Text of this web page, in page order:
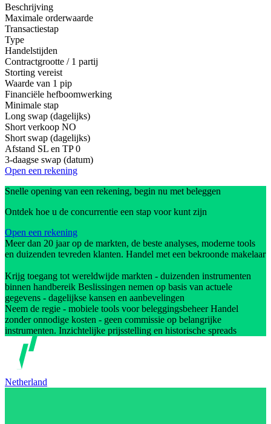
Beschrijving
Maximale orderwaarde
Transactiestap
Type
Handelstijden
Contractgrootte / 1 partij
Storting vereist
Waarde van 1 pip
Financiële hefboomwerking
Minimale stap
Long swap (dagelijks)
Short verkoop NO
Short swap (dagelijks)
Afstand SL en TP 0
3-daagse swap (datum)
Open een rekening
Snelle opening van een rekening, begin nu met beleggen
Ontdek hoe u de concurrentie een stap voor kunt zijn
Open een rekening
Meer dan 20 jaar op de markten, de beste analyses, moderne tools
en duizenden tevreden klanten. Handel met een bekroonde makelaar
Krijg toegang tot wereldwijde markten - duizenden instrumenten
binnen handbereik Beslissingen nemen op basis van actuele
gegevens - dagelijkse kansen en aanbevelingen
Neem de regie - mobiele tools voor beleggingsbeheer Handel
zonder onnodige kosten - geen commissie op belangrijke
instrumenten. Inzichtelijke prijsstelling en historische spreads
Netherland